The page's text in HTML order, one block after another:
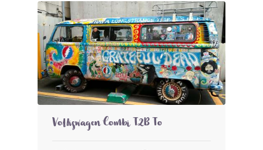
Volkswagen Combi T2B To